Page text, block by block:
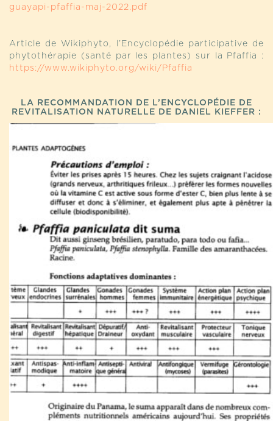
guayapi-pfaffia-maj-2022.pdf
Article de Wikiphyto, l’Encyclopédie participative de
phytothérapie (santé par les plantes) sur la Pfaffia :
https://www.wikiphyto.org/wiki/Pfaffia
LA RECOMMANDATION DE L’ENCYCLOPÉDIE DE
REVITALISATION NATURELLE DE DANIEL KIEFFER :